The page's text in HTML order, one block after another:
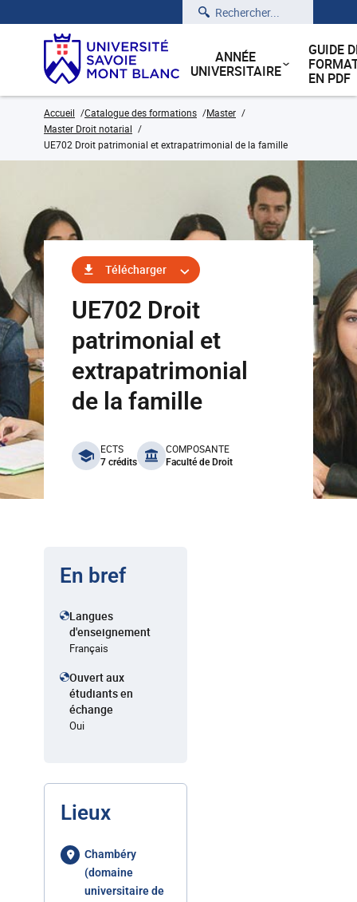
Rechercher
ANNÉE
UNIVERSITAIRE
GUIDE
EN PDF
Accueil Catalogue des formations
Master
Master Droit notarial
UE702 Droit patrimonial et extrapatrimonial de la famille
Télécharger
UE702 Droit
patrimonial et
extrapatrimonial
de la famille
benefits
ECTS
7 crédits
COMPOSANTE
Faculté de Droit
En bref
Langues
d'enseignement
Français
Ouvert aux
étudiants en
échange
Oui
Lieux
Chambéry
(domaine
universitaire de